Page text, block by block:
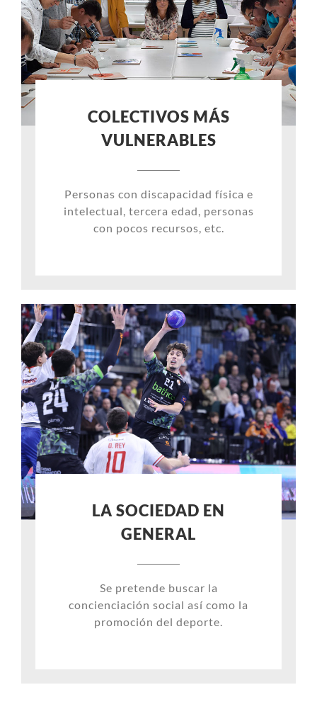
COLECTIVOS MÁS
VULNERABLES
Personas con discapacidad física e
intelectual, tercera edad, personas
con pocos recursos, etc.
LA SOCIEDAD EN
GENERAL
Se pretende buscar la
concienciación social así como la
promoción del deporte.